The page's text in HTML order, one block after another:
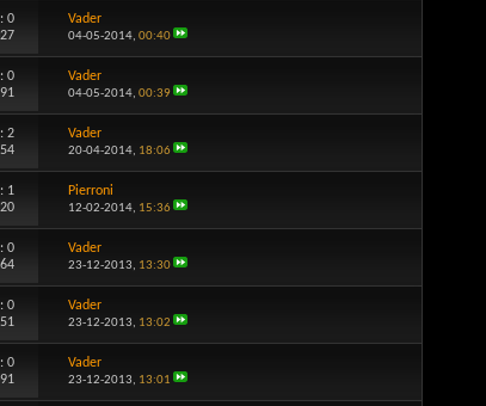
0
Vader
04-05-2014, 00:40
0
Vader
04-05-2014, 00:39
2
Vader
20-04-2014, 18:06
1
Pierroni
12-02-2014, 15:36
0
Vader
23-12-2013, 13:30
0
Vader
23-12-2013, 13:02
0
Vader
23-12-2013, 13:01